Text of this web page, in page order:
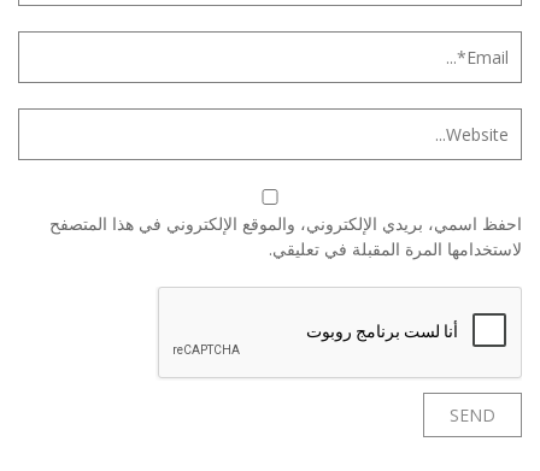
احفظ اسمي، بريدي الإلكتروني، والموقع الإلكتروني في هذا المتصفح
لاستخدامها المرة المقبلة في تعليقي.